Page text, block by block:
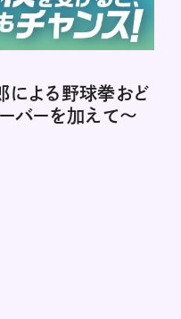
よる野球拳おど
バーを加えて〜